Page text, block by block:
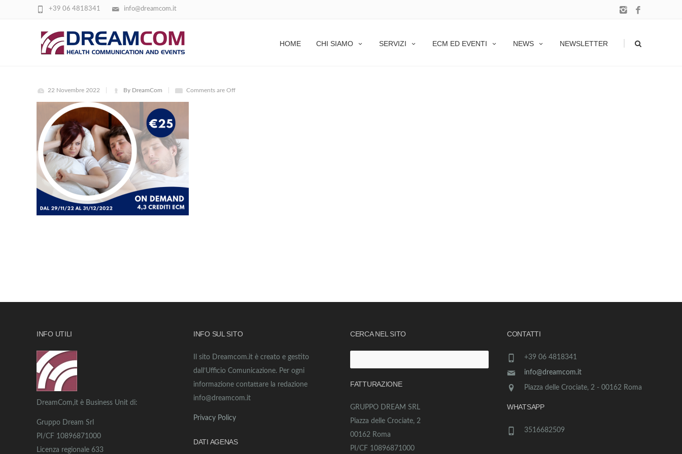
info@dreamcom.it
+39 06 4818341
HOME CHI SIAMO SERVIZI ECM ED EVENTI NEWS NEWSLETTER
FOTO CORSI (16)
22 Novembre 2022 By DreamCom Comments are Off
INFO UTILI
DreamCom,it è Business Unit di:
Gruppo Dream Srl
PI/CF 10896871000
Licenza regionale 633
INFO SUL SITO
Il sito Dreamcom.it è creato e gestito
dall’Ufficio Comunicazione. Per ogni
informazione contattare la redazione
info@dreamcom.it
Privacy Policy
DATI AGENAS
CERCA NEL SITO
per:
FATTURAZIONE
GRUPPO DREAM SRL
Piazza delle Crociate, 2
00162 Roma
PI/CF 10896871000
CONTATTI
+39 06 4818341
info@dreamcom.it
Piazza delle Crociate, 2 - 00162 Roma
WHATSAPP
3516682509